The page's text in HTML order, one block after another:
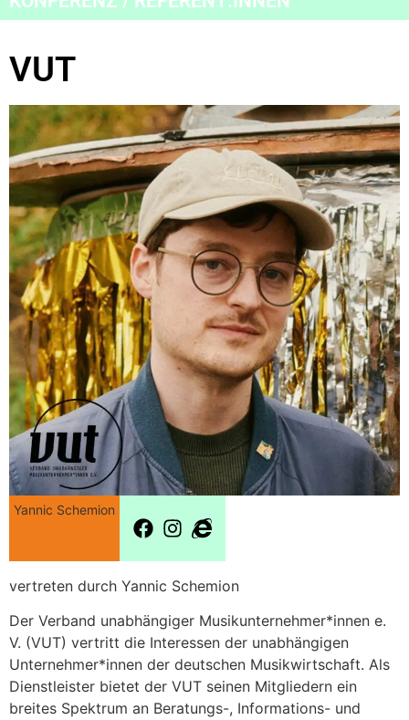
VUT
Yannic Schemion
vertreten durch Yannic Schemion
Der Verband unabhängiger Musikunternehmer*innen e.
V. (VUT) vertritt die Interessen der unabhängigen
Unternehmer*innen der deutschen Musikwirtschaft. Als
Dienstleister bietet der VUT seinen Mitgliedern ein
breites Spektrum an Beratungs-, Informations- und